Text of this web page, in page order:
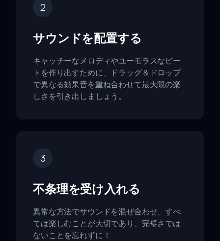
2
サウンドを配置する
キャッチーなメロディやユーモラスなビー
トを作り出すために、ドラッグ＆ドロップ
で異なる効果音を重ね合わせて最大限の楽
しさを引き出しましょう。
3
不条理を受け入れる
異常な方法でサウンドを混ぜ合わせ、すべ
ては楽しむことが大切であり、完璧さでは
ないことを忘れずに！